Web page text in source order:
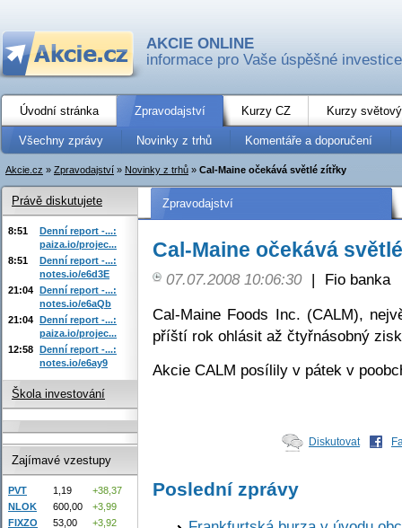
AKCIE ONLINE
informace pro Vaše úspěšné investice
Úvodní stránka Zpravodajství Kurzy CZ Kurzy
Všechny zprávy Novinky z trhů Komentáře a doporučení
Akcie.cz » Zpravodajství » Novinky z trhů » Cal-Maine očekává světlé zítřky
Zpravodajství
Cal-Maine očekává
07.07.2008 10:06:30 |
Fio banka
Cal-Maine Foods Inc. (CALM),
příští rok ohlásit až čtyřnásobný
Akcie CALM posílily v pátek v
Diskutovat
Poslední zprávy
Právě diskutujete
8:51
Denní report -...:
paiza.io/projec...
8:51
Denní report -...:
notes.io/e6d3E
21:04 Denní report -...:
notes.io/e6aQb
21:04 Denní report -...:
paiza.io/projec...
12:58 Denní report -...:
notes.io/e6ay9
Škola investování
Zajímavé vzestupy
PVT 1,19
+38,37
NLOK
600,00
+3,99
FIXZO
53,00
+3,92